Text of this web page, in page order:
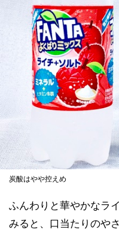
炭酸はやや控えめ
ふんわりと華やかなラ
みると、口当たりのや